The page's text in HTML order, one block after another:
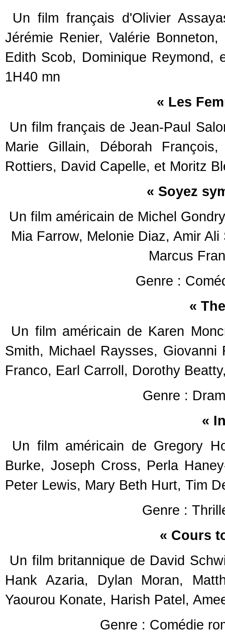
Un film français d'Olivier
Jérémie Renier, Valérie
Edith Scob, Dominique
1H40 mn
« Les
Un film français de Jean-Paul
Marie Gillain, Déborah
Rottiers, David Capelle, et Moritz
« Soyez
Un film américain de Michel
Mia Farrow, Melonie Diaz, Amir
Marcus
Genre :
«
Un film américain de Karen
Smith, Michael Raysses,
Franco, Earl Carroll, Dorothy
Genre :
«
Un film américain de Gregory
Burke, Joseph Cross, Perla
Peter Lewis, Mary Beth Hurt, Tim
Genre :
« Cours
Un film britannique de David
Hank Azaria, Dylan Moran,
Yaourou Konate, Harish Patel,
Genre : Comédie